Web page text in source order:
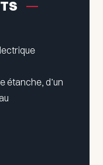
étanche, d’un